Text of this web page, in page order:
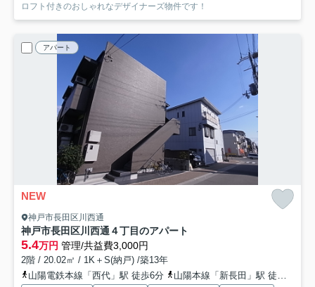
ロフト付きのおしゃれなデザイナーズ物件です！
アパート
NEW
神戸市長田区川西通
神戸市長田区川西通４丁目のアパート
5.4万円 管理/共益費3,000円
2階 / 20.02㎡ / 1K＋S(納戸) /築13年
山陽電鉄本線「西代」駅 徒歩6分
山陽本線「新長田」駅 徒歩11分